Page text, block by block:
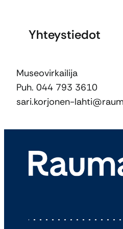
Yhteystiedot
Museovirkailija
Puh. 044 793 3610
sari.korjonen-